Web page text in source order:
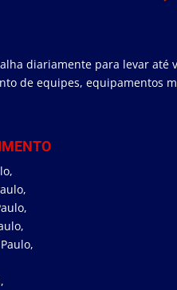
diariamente para levar até
de equipes, equipamentos
,
,
,